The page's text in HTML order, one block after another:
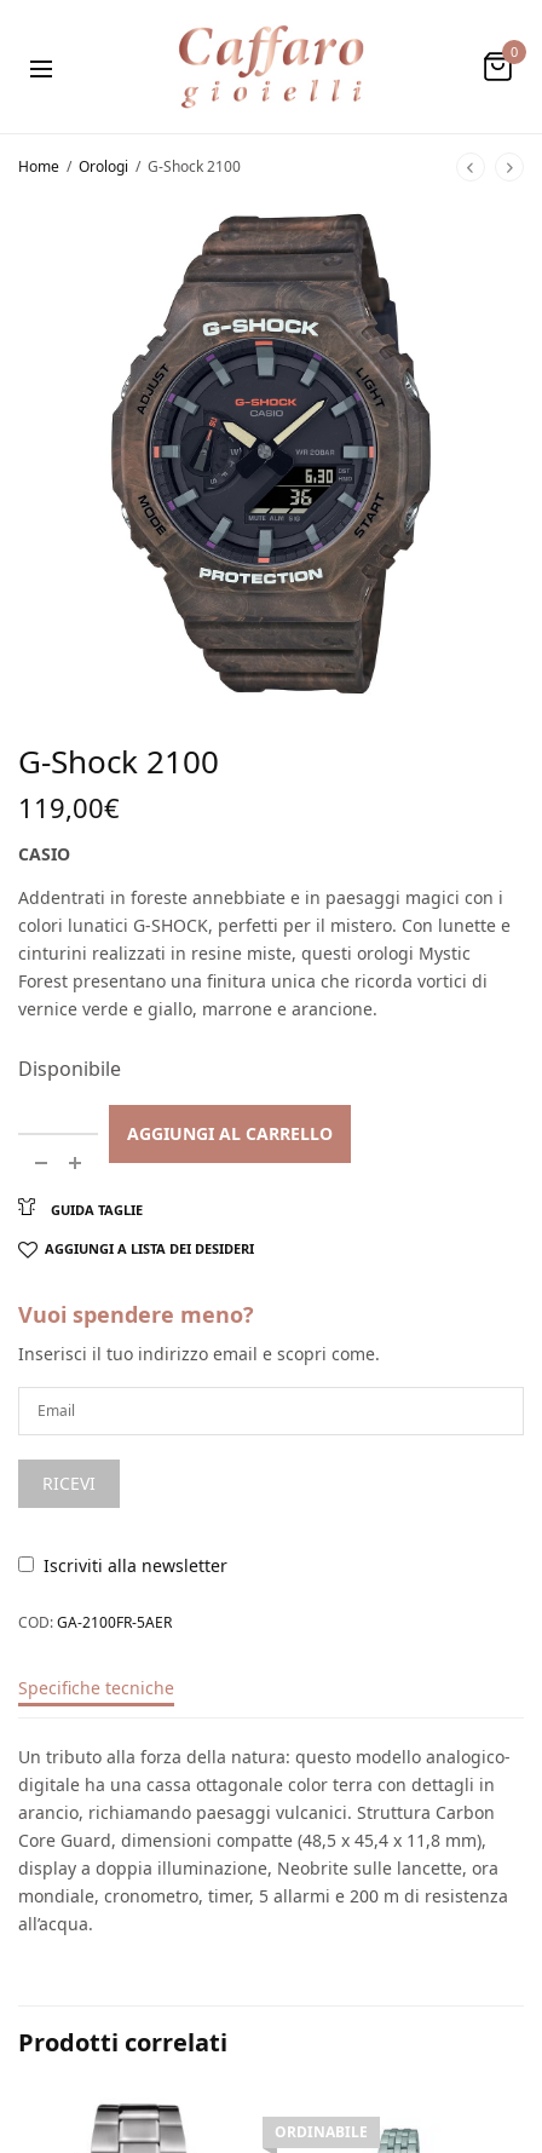
0
Home / Orologi / G-Shock 2100
G-Shock 2100
119,00€
CASIO
Addentrati in foreste annebbiate e in paesaggi magici con i
colori lunatici G-SHOCK, perfetti per il mistero. Con lunette e
cinturini realizzati in resine miste, questi orologi Mystic
Forest presentano una finitura unica che ricorda vortici di
vernice verde e giallo, marrone e arancione.
Disponibile
AGGIUNGI AL CARRELLO
GUIDA TAGLIE
AGGIUNGI A LISTA DEI DESIDERI
Vuoi spendere meno?
Inserisci il tuo indirizzo email e scopri come.
Iscriviti alla newsletter
COD:GA-2100FR-5AER
Specifiche tecniche
Un tributo alla forza della natura: questo modello analogico-
digitale ha una cassa ottagonale color terra con dettagli in
arancio, richiamando paesaggi vulcanici. Struttura Carbon
Core Guard, dimensioni compatte (48,5 x 45,4 x 11,8 mm),
display a doppia illuminazione, Neobrite sulle lancette, ora
mondiale, cronometro, timer, 5 allarmi e 200 m di resistenza
all’acqua.
Prodotti correlati
ORDINABILE